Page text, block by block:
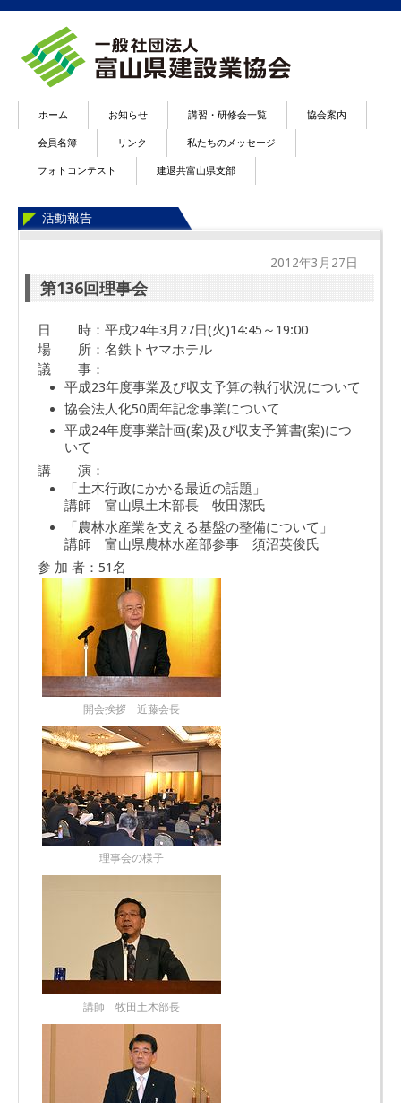
ホーム お知らせ 講習・研修会一覧 協会案内
会員名簿 リンク 私たちのメッセージ
フォトコンテスト 建退共富山県支部
活動報告
2012年3月27日
第136回理事会
日 時：平成24年3月27日(火)14:45～19:00
場 所：名鉄トヤマホテル
議 事：
平成23年度事業及び収支予算の執行状況について
協会法人化50周年記念事業について
平成24年度事業計画(案)及び収支予算書(案)につ
いて
講 演：
「土木行政にかかる最近の話題」
講師 富山県土木部長 牧田潔氏
「農林水産業を支える基盤の整備について」
講師 富山県農林水産部参事 須沼英俊氏
参 加 者：51名
開会挨拶 近藤会長
理事会の様子
講師 牧田土木部長